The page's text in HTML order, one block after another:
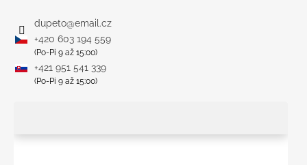
dupeto@email.cz
+420 603 194 559
(Po-Pi 9 až 15:00)
+421 951 541 339
(Po-Pi 9 až 15:00)